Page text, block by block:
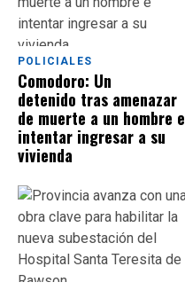
POLICIALES
Comodoro: Un
detenido tras amenazar
de muerte a un hombre e
intentar ingresar a su
vivienda